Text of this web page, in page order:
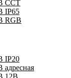
CCT
IP65
RGB
IP20
адресная
12В